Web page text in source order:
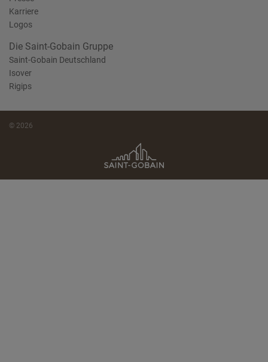
Karriere
Logos
Die Saint-Gobain Gruppe
Saint-Gobain Deutschland
Isover
Rigips
© 2026